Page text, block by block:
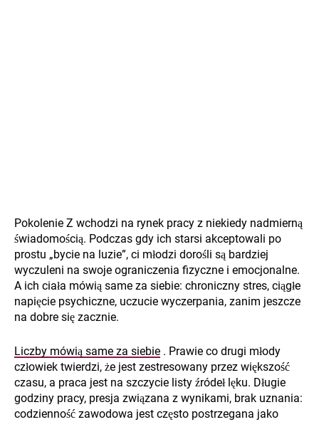
Pokolenie Z wchodzi na rynek pracy z niekiedy nadmierną
świadomością. Podczas gdy ich starsi akceptowali po
prostu „bycie na luzie”, ci młodzi dorośli są bardziej
wyczuleni na swoje ograniczenia fizyczne i emocjonalne.
A ich ciała mówią same za siebie: chroniczny stres, ciągłe
napięcie psychiczne, uczucie wyczerpania, zanim jeszcze
na dobre się zacznie.
Liczby mówią same za siebie . Prawie co drugi młody
człowiek twierdzi, że jest zestresowany przez większość
czasu, a praca jest na szczycie listy źródeł lęku. Długie
godziny pracy, presja związana z wynikami, brak uznania:
codzienność zawodowa jest często postrzegana jako